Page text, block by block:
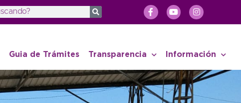
Guia de Trámites Transparencia Información